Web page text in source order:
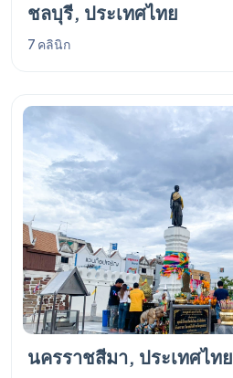
ชลบุรี, ประเทศไทย
7 คลินิก
นครราชสีมา, ประเทศไทย